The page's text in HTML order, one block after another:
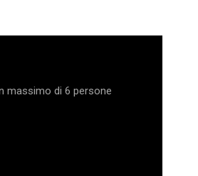
massimo di 6 persone